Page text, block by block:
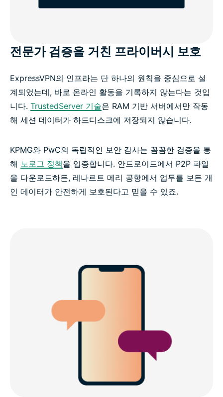
전문가 검증을 거친 프라이버시 보호
ExpressVPN의 인프라는 단 하나의 원칙을 중심으로 설
계되었는데, 바로 온라인 활동을 기록하지 않는다는 것입
니다. TrustedServer 기술은 RAM 기반 서버에서만 작동
해 세션 데이터가 하드디스크에 저장되지 않습니다.
KPMG와 PwC의 독립적인 보안 감사는 꼼꼼한 검증을 통
해 노로그 정책을 입증합니다. 안드로이드에서 P2P 파일
을 다운로드하든, 레나르트 메리 공항에서 업무를 보든 개
인 데이터가 안전하게 보호된다고 믿을 수 있죠.